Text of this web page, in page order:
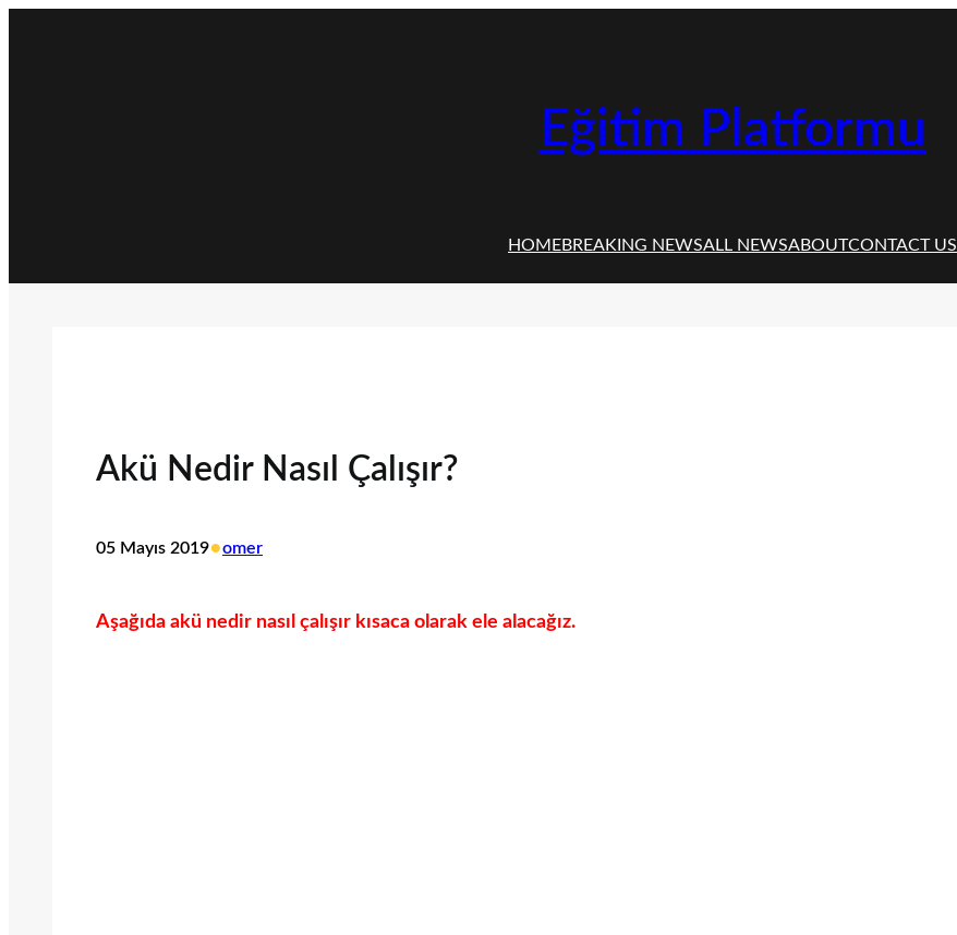
Eğitim Platformu
HOMEBREAKING NEWSALL NEWSABOUTCONTACT US
Akü Nedir Nasıl Çalışır?
05 Mayıs 2019•omer
Aşağıda akü nedir nasıl çalışır kısaca olarak ele alacağız.